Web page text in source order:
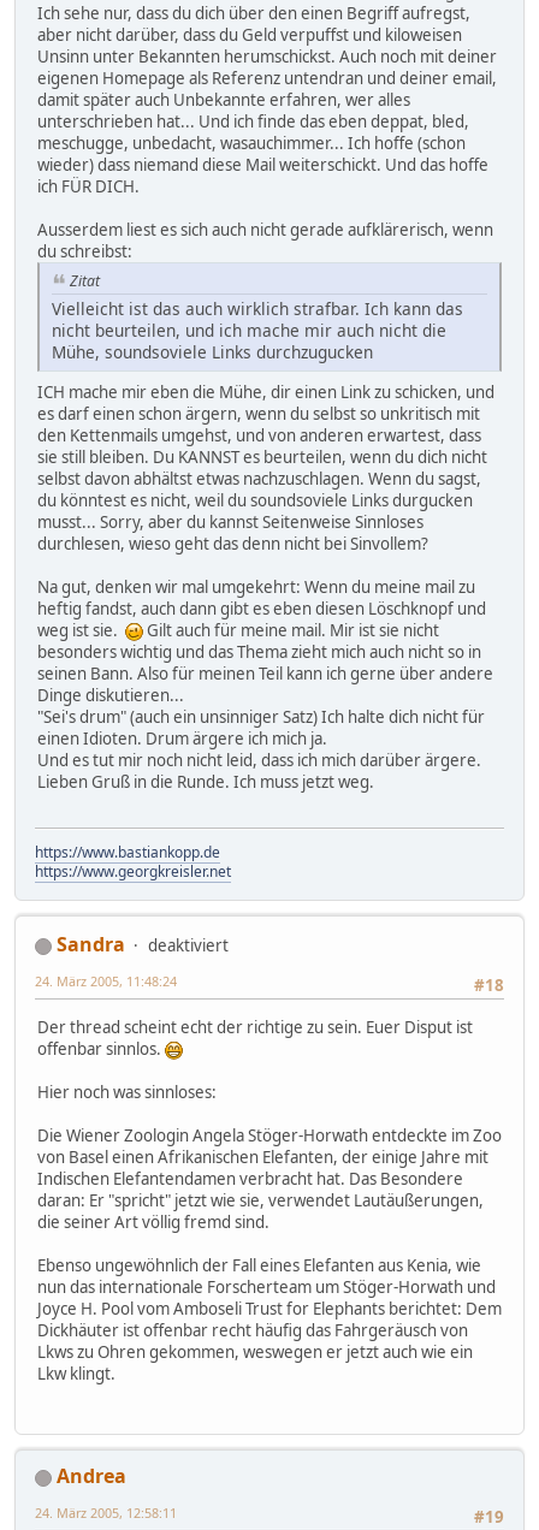
Ich sehe nur, dass du dich über den einen Begriff aufregst,
aber nicht darüber, dass du Geld verpuffst und kiloweisen
Unsinn unter Bekannten herumschickst. Auch noch mit deiner
eigenen Homepage als Referenz untendran und deiner email,
damit später auch Unbekannte erfahren, wer alles
unterschrieben hat... Und ich finde das eben deppat, bled,
meschugge, unbedacht, wasauchimmer... Ich hoffe (schon
wieder) dass niemand diese Mail weiterschickt. Und das hoffe
ich FÜR DICH.
Ausserdem liest es sich auch nicht gerade aufklärerisch, wenn
du schreibst:
Zitat
Vielleicht ist das auch wirklich strafbar. Ich kann das
nicht beurteilen, und ich mache mir auch nicht die
Mühe, soundsoviele Links durchzugucken
ICH mache mir eben die Mühe, dir einen Link zu schicken, und
es darf einen schon ärgern, wenn du selbst so unkritisch mit
den Kettenmails umgehst, und von anderen erwartest, dass
sie still bleiben. Du KANNST es beurteilen, wenn du dich nicht
selbst davon abhältst etwas nachzuschlagen. Wenn du sagst,
du könntest es nicht, weil du soundsoviele Links durgucken
musst... Sorry, aber du kannst Seitenweise Sinnloses
durchlesen, wieso geht das denn nicht bei Sinvollem?
Na gut, denken wir mal umgekehrt: Wenn du meine mail zu
heftig fandst, auch dann gibt es eben diesen Löschknopf und
weg ist sie.
Gilt auch für meine mail. Mir ist sie nicht
besonders wichtig und das Thema zieht mich auch nicht so in
seinen Bann. Also für meinen Teil kann ich gerne über andere
Dinge diskutieren...
"Sei's drum" (auch ein unsinniger Satz) Ich halte dich nicht für
einen Idioten. Drum ärgere ich mich ja.
Und es tut mir noch nicht leid, dass ich mich darüber ärgere.
Lieben Gruß in die Runde. Ich muss jetzt weg.
https://www.bastiankopp.de
https://www.georgkreisler.net
Sandra
deaktiviert
#18
24. März 2005, 11:48:24
Der thread scheint echt der richtige zu sein. Euer Disput ist
offenbar sinnlos.
Hier noch was sinnloses:
Die Wiener Zoologin Angela Stöger-Horwath entdeckte im Zoo
von Basel einen Afrikanischen Elefanten, der einige Jahre mit
Indischen Elefantendamen verbracht hat. Das Besondere
daran: Er "spricht" jetzt wie sie, verwendet Lautäußerungen,
die seiner Art völlig fremd sind.
Ebenso ungewöhnlich der Fall eines Elefanten aus Kenia, wie
nun das internationale Forscherteam um Stöger-Horwath und
Joyce H. Pool vom Amboseli Trust for Elephants berichtet: Dem
Dickhäuter ist offenbar recht häufig das Fahrgeräusch von
Lkws zu Ohren gekommen, weswegen er jetzt auch wie ein
Lkw klingt.
Andrea
#19
24. März 2005, 12:58:11